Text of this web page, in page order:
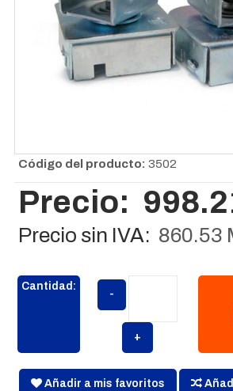
Código del producto: 3502
Precio:
Precio sin IVA: 860.53
Cantidad:
-
+
Añadir a mis favoritos